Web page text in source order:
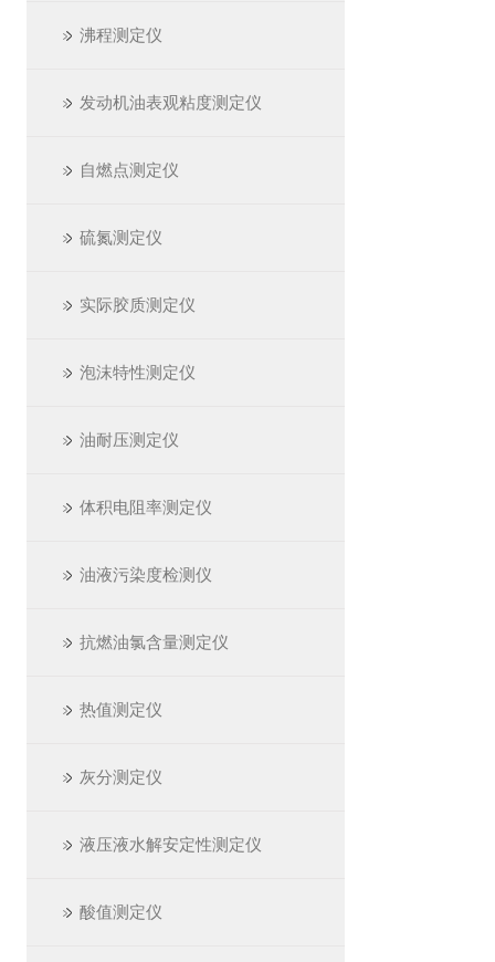
沸程测定仪
发动机油表观粘度测定仪
自燃点测定仪
硫氮测定仪
实际胶质测定仪
泡沫特性测定仪
油耐压测定仪
体积电阻率测定仪
油液污染度检测仪
抗燃油氯含量测定仪
热值测定仪
灰分测定仪
液压液水解安定性测定仪
酸值测定仪